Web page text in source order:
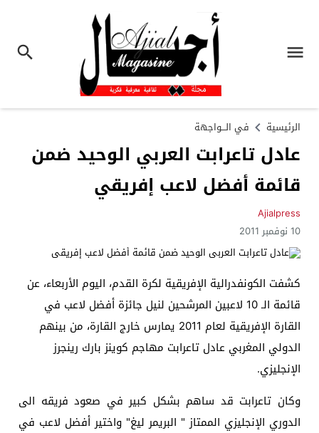
الرئيسية في الـــواجهة
عادل تاعرابت العربي الوحيد ضمن
قائمة أفضل لاعب إفريقي
Ajialpress
10 نوفمبر 2011
كشفت الكونفدرالية الإفريقية لكرة القدم، اليوم الأربعاء، عن
قائمة الـ 10 لاعبين المرشحين لنيل جائزة أفضل لاعب في
القارة الإفريقية لعام 2011 يمارس خارج القارة، من بينهم
الدولي المغربي عادل تاعرابت مهاجم كوينز بارك رينجرز
الإنجليزي.
وكان تاعرابت قد ساهم بشكل كبير في صعود فريقه الى
الدوري الإنجليزي الممتاز " البريمر ليغ" واختير أفضل لاعب في